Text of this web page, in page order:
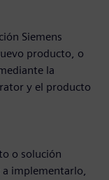
Siemens
producto, o
la
y el producto
o solución
a implementarlo,